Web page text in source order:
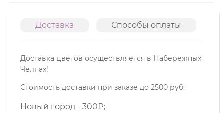
Доставка Способы оплаты
Доставка цветов осуществляется в Набережных
Челнах!
Стоимость доставки при заказе до 2500 руб:
Новый город - 300₽;